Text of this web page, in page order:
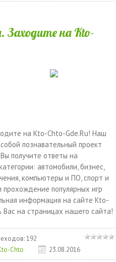
Заходите на Kto-
на Kto-Chto-Gde.Ru! Наш
познавательный проект
получите ответы на
автомобили, бизнес,
компьютеры и ПО, спорт и
популярных игр
информация на сайте Kto-
на страницах нашего сайта!
192
Chto
23.08.2016